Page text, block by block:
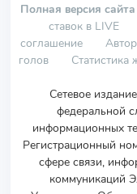
Полная версия сайта
ставок в LIVE
соглашение
голов
Статистика
Сетевое
федеральной
информационных
Регистрационный
сфере связи,
коммуникаций